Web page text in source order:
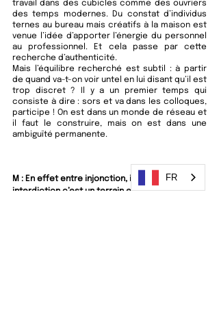
travail dans des cubicles comme des ouvriers
des temps modernes. Du constat d’individus
ternes au bureau mais créatifs à la maison est
venue l’idée d’apporter l’énergie du personnel
au professionnel. Et cela passe par cette
recherche d’authenticité.
Mais l’équilibre recherché est subtil : à partir
de quand va-t-on voir untel en lui disant qu’il est
trop discret ? Il y a un premier temps qui
consiste à dire : sors et va dans les colloques,
participe ! On est dans un monde de réseau et
il faut le construire, mais on est dans une
ambiguïté permanente.
M : En effet entre injonction, invitation et
interdiction c’est un terrain encore miné ou du
FR